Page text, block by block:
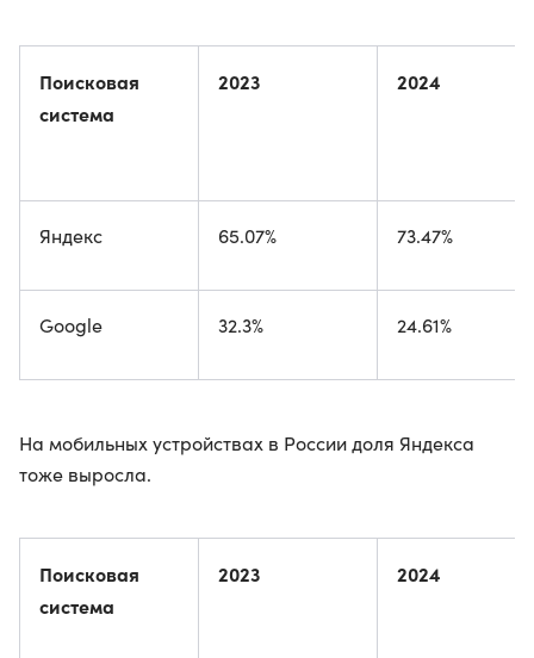
Поисковая
система
2023 2024
Яндекс 65.07% 73.47%
Google 32.3% 24.61%
На мобильных устройствах в России доля Яндекса
тоже выросла.
Поисковая
система
2023 2024